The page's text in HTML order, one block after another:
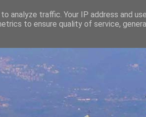
analyze traffic. Your IP address and
to ensure quality of service,